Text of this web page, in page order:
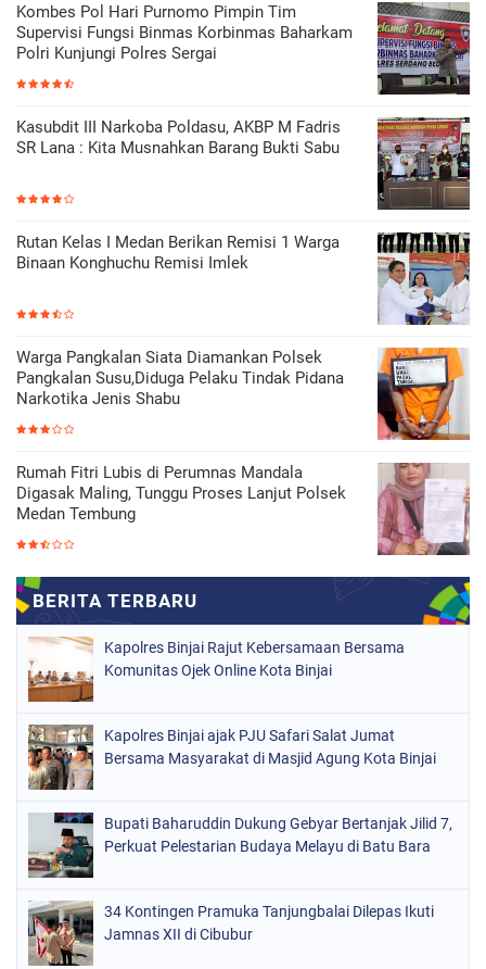
Kombes Pol Hari Purnomo Pimpin Tim
Supervisi Fungsi Binmas Korbinmas Baharkam
Polri Kunjungi Polres Sergai
Kasubdit III Narkoba Poldasu, AKBP M Fadris
SR Lana : Kita Musnahkan Barang Bukti Sabu
Rutan Kelas I Medan Berikan Remisi 1 Warga
Binaan Konghuchu Remisi Imlek
Warga Pangkalan Siata Diamankan Polsek
Pangkalan Susu,Diduga Pelaku Tindak Pidana
Narkotika Jenis Shabu
Rumah Fitri Lubis di Perumnas Mandala
Digasak Maling, Tunggu Proses Lanjut Polsek
Medan Tembung
Kapolres Binjai Rajut Kebersamaan Bersama
Komunitas Ojek Online Kota Binjai
Kapolres Binjai ajak PJU Safari Salat Jumat
Bersama Masyarakat di Masjid Agung Kota Binjai
Bupati Baharuddin Dukung Gebyar Bertanjak Jilid 7,
Perkuat Pelestarian Budaya Melayu di Batu Bara
34 Kontingen Pramuka Tanjungbalai Dilepas Ikuti
Jamnas XII di Cibubur